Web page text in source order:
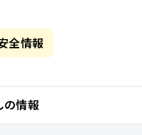
全情報
の情報